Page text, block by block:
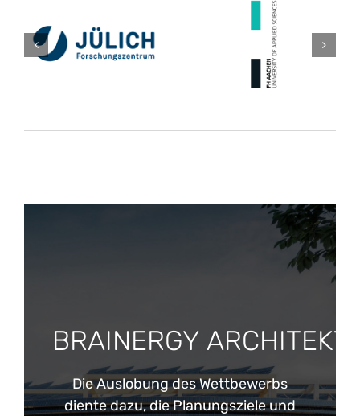
BRAINERGY
Die Auslobung des Wettbewerbs
diente dazu, die Planungsziele und